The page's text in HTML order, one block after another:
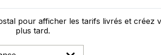
pour afficher les tarifs livrés et créez
plus tard.